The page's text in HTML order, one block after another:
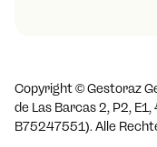
Copyright ©Gestoraz
de Las Barcas 2, P2,
B75247551). Alle